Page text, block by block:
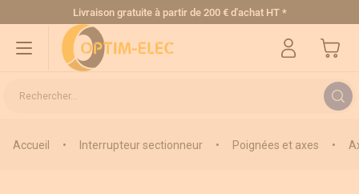
Allez au contenuLivraison gratuite à partir de 200 € d'achat HT *
Mon
Rechercher...
Accueil • Interrupteur sectionneur • Poignées et axes •